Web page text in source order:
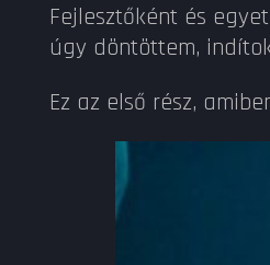
Fejlesztőként és
úgy döntöttem,
Ez az első rész,